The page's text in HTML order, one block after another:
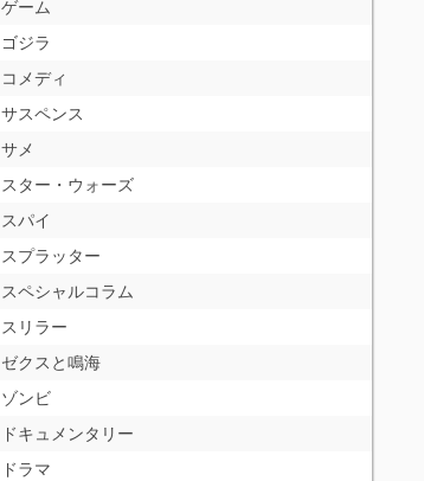
ゲーム
ゴジラ
コメディ
サスペンス
サメ
スター・ウォーズ
スパイ
スプラッター
スペシャルコラム
スリラー
ゼクスと鳴海
ゾンビ
ドキュメンタリー
ドラマ